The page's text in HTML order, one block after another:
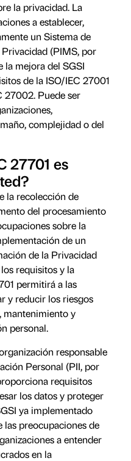
la privacidad. La
a establecer,
un Sistema de
(PIMS, por
la mejora del SGSI
de la ISO/IEC 27001
27002. Puede ser
complejidad o del
27701 es
la recolección de
del procesamiento
sobre la
de un
de la Privacidad
requisitos y la
permitirá a las
y reducir los riesgos
mantenimiento y
personal.
responsable
Personal (PII, por
requisitos
los datos y proteger
ya implementado
las preocupaciones de
a entender
en la